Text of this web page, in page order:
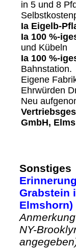
in 5 und 8
Ia Eigelb-
Ia 100 %-
und Kübeln
Ia 100 %-
Bahnstation.
Eigene
Ehrwürden
Neu
GmbH,
Sonstiges
Grabstein
NY-